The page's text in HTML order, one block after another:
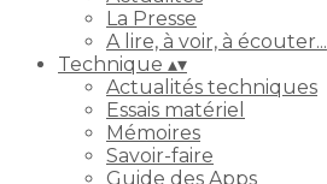
La Presse
A lire, à voir, à écouter...
Technique ▴▾
Actualités techniques
Essais matériel
Mémoires
Savoir-faire
Guide des Apps